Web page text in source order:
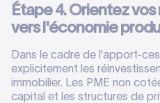
Étape 4. Orientez
vers l'économie
Dans le cadre de l'apport-
explicitement les
immobilier. Les PME non
capital et les structures de